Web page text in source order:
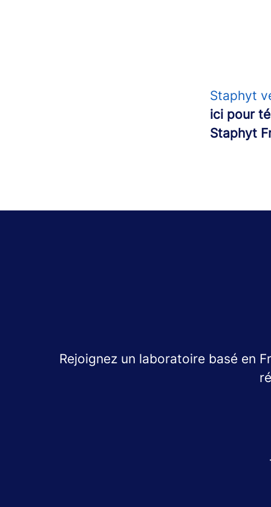
Staphyt
ici pour
Staphyt
Rejoignez un laboratoire basé en